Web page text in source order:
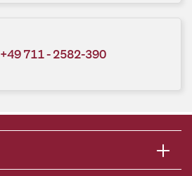
+49 711 - 2582-390